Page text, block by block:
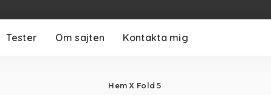
Tester Om sajten Kontakta mig
Hem X Fold 5